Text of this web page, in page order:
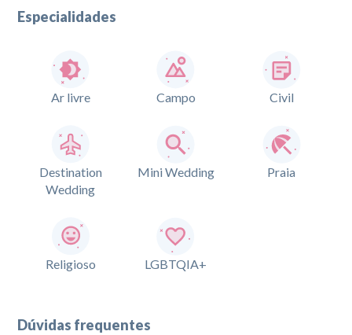
Especialidades
Ar livre Campo Civil
Destination
Wedding
Mini Wedding Praia
Religioso LGBTQIA+
Dúvidas frequentes